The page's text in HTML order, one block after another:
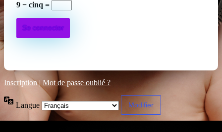
9 − cinq =
Inscription| Mot de passe oublié ?
Langue